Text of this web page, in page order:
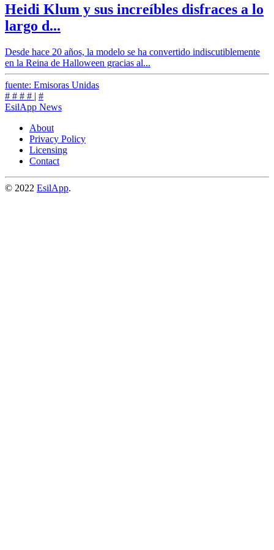
Heidi Klum y sus increíbles disfraces a lo
largo d...
Desde hace 20 años, la modelo se ha convertido indiscutiblemente
en la Reina de Halloween gracias al...
fuente: Emisoras Unidas
# # # # | #
EsilApp News
About
Privacy Policy
Licensing
Contact
© 2022 EsilApp.